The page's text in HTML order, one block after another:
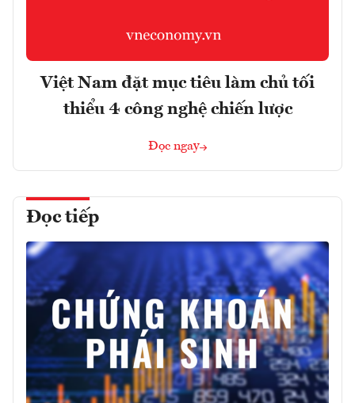
Việt Nam đặt mục tiêu làm chủ tối
thiểu 4 công nghệ chiến lược
Đọc ngay
Đọc tiếp